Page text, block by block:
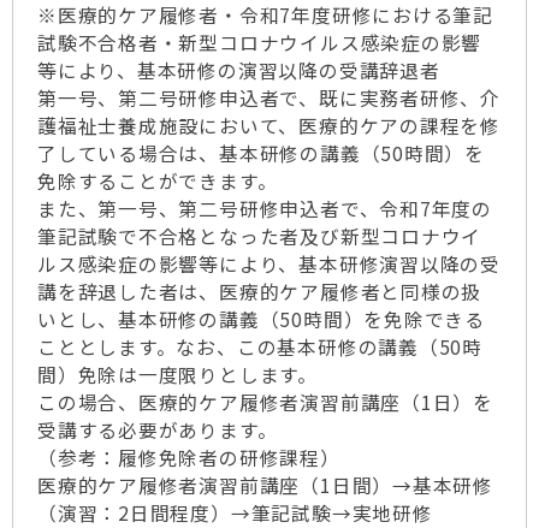
※医療的ケア履修者・令和7年度研修における筆記
試験不合格者・新型コロナウイルス感染症の影響
等により、基本研修の演習以降の受講辞退者
第一号、第二号研修申込者で、既に実務者研修、介
護福祉士養成施設において、医療的ケアの課程を修
了している場合は、基本研修の講義（50時間）を
免除することができます。
また、第一号、第二号研修申込者で、令和7年度の
筆記試験で不合格となった者及び新型コロナウイ
ルス感染症の影響等により、基本研修演習以降の受
講を辞退した者は、医療的ケア履修者と同様の扱
いとし、基本研修の講義（50時間）を免除できる
こととします。なお、この基本研修の講義（50時
間）免除は一度限りとします。
この場合、医療的ケア履修者演習前講座（1日）を
受講する必要があります。
（参考：履修免除者の研修課程）
医療的ケア履修者演習前講座（1日間）→基本研修
（演習：2日間程度）→筆記試験→実地研修